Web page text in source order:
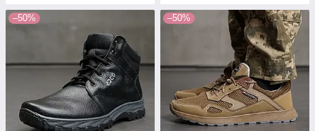
–50% –50%